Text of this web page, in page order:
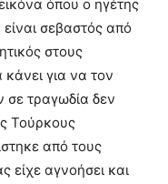
όπου ο ηγέτης
σεβαστός από
στους
για να τον
τραγωδία δεν
Τούρκους
από τους
είχε αγνοήσει και